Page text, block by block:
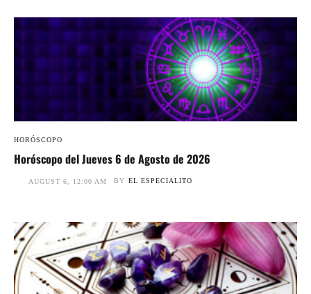
HORÓSCOPO
Horóscopo del Jueves 6 de Agosto de 2026
AUGUST 6, 12:00 AM BY EL ESPECIALITO